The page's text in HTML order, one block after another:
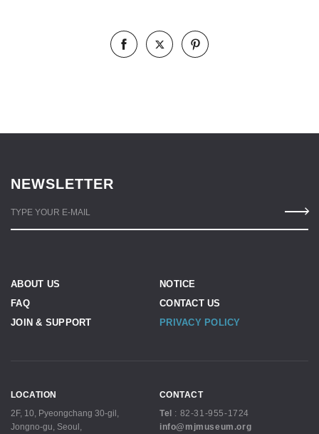
NEWSLETTER
TYPE YOUR E-MAIL
ABOUT US
NOTICE
FAQ
CONTACT US
JOIN & SUPPORT
PRIVACY POLICY
LOCATION
2F, 10, Pyeongchang 30-gil,
Jongno-gu, Seoul,
CONTACT
Tel
: 82-31-955-1724
info@mjmuseum.org